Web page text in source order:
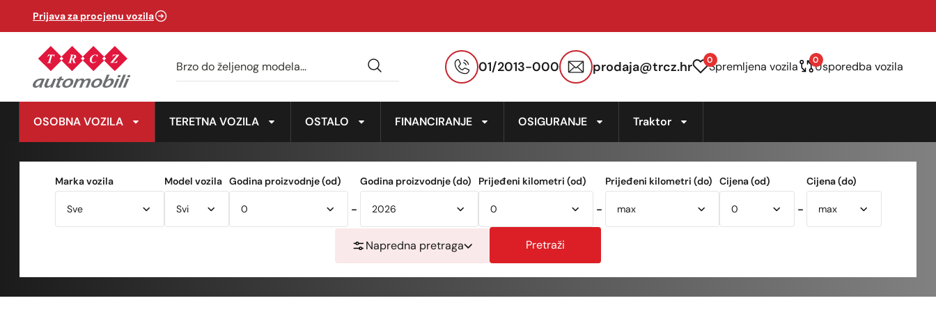
Prijava za procjenu vozila
01/2013-000 prodaja@trcz.hr 0Spremljena vozila 0Usporedba vozila
OSOBNA VOZILA TERETNA VOZILA OSTALO FINANCIRANJE OSIGURANJE Traktor
Marka vozila Model vozila Godina proizvodnje (od)
-
Godina proizvodnje (do) Prijeđeni kilometri (od)
-
Prijeđeni kilometri (do) Cijena (od)
-
Cijena (do)
Napredna pretraga Pretraži